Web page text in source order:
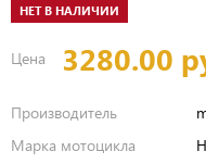
НЕТ В НАЛИЧИИ
Цена 3280.00
Производитель
Марка мотоцикла